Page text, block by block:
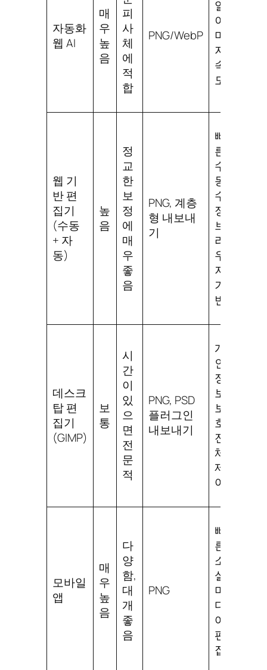
자동화
웹 AI
매
우
높
음
피
사
체
에
적
합
PNG/WebP
일
이
미
지,
속
도
웹 기
반 편
집기
(수동
+ 자
동)
높
음
정
교
한
보
정
에
매
우
좋
음
PNG, 계층
형 내보내
기
빠
른
수
동
수
정,
브
라
우
저
기
반
데스크
탑 편
집기
(GIMP)
보
통
시
간
이
있
으
면
전
문
적
PNG, PSD
플러그인
내보내기
개
인
정
보
보
호,
전
체
제
어
모바일
앱
매
우
높
음
다
양
함,
대
개
좋
음
PNG
빠
른
소
셜
미
디
어
편
집